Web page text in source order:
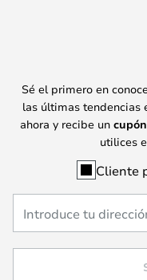
Sé el primero en
las últimas tendencias
ahora y recibe un
utilices
Cliente